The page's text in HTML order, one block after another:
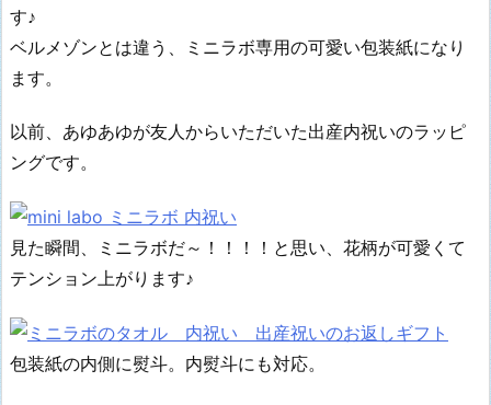
す♪
ベルメゾンとは違う、ミニラボ専用の可愛い包装紙になり
ます。
以前、あゆあゆが友人からいただいた出産内祝いのラッピ
ングです。
見た瞬間、ミニラボだ～！！！！と思い、花柄が可愛くて
テンション上がります♪
包装紙の内側に熨斗。内熨斗にも対応。